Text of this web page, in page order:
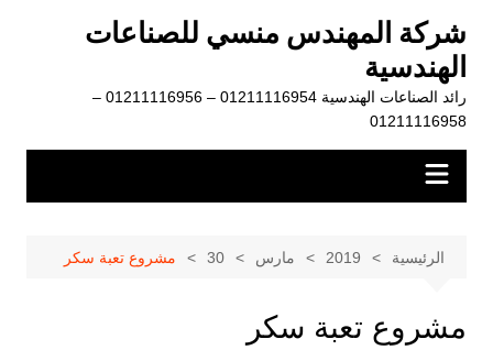
المحتوى
شركة المهندس منسي للصناعات
الهندسية
رائد الصناعات الهندسية 01211116954 – 01211116956 –
01211116958
الرئيسية 2019 مارس 30 مشروع تعبة سكر
مشروع تعبة سكر